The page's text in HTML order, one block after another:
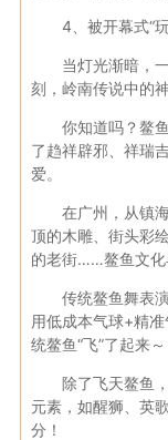
4、被开幕式“
当灯光渐暗，
刻，岭南传说中的神
你知道吗？鳌
了趋祥辟邪、祥瑞
爱。
在广州，从镇
顶的木雕、街头彩
的老街……鳌鱼文化
传统鳌鱼舞表
用低成本气球+精
统鳌鱼“飞”了起来～
除了飞天鳌鱼
元素，如醒狮、英
分！